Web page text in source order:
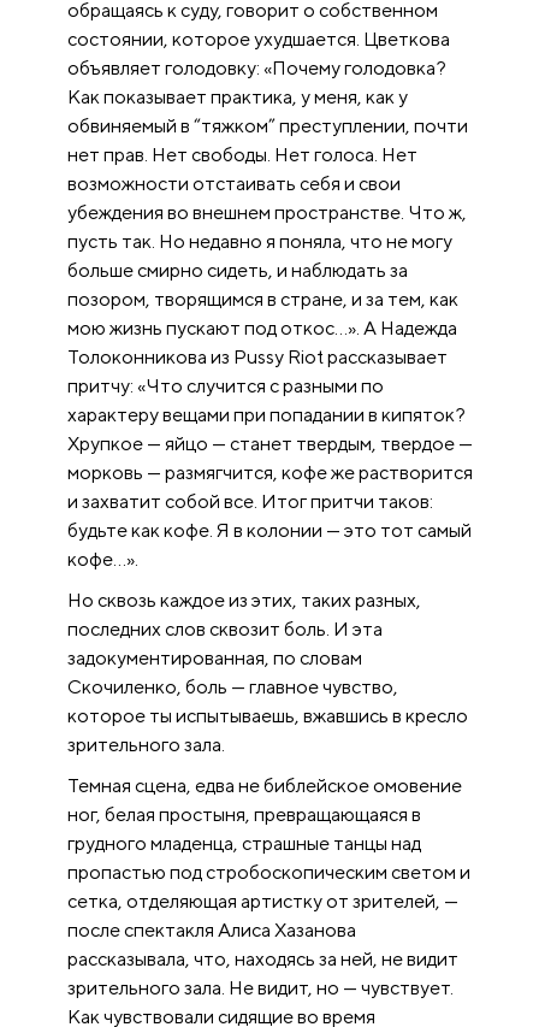
обращаясь к суду, говорит о собственном
состоянии, которое ухудшается. Цветкова
объявляет голодовку: «Почему голодовка?
Как показывает практика, у меня, как у
обвиняемый в “тяжком” преступлении, почти
нет прав. Нет свободы. Нет голоса. Нет
возможности отстаивать себя и свои
убеждения во внешнем пространстве. Что ж,
пусть так. Но недавно я поняла, что не могу
больше смирно сидеть, и наблюдать за
позором, творящимся в стране, и за тем, как
мою жизнь пускают под откос…». А Надежда
Толоконникова из Pussy Riot рассказывает
притчу: «Что случится с разными по
характеру вещами при попадании в кипяток?
Хрупкое — яйцо — станет твердым, твердое —
морковь — размягчится, кофе же растворится
и захватит собой все. Итог притчи таков:
будьте как кофе. Я в колонии — это тот самый
кофе…».
Но сквозь каждое из этих, таких разных,
последних слов сквозит боль. И эта
задокументированная, по словам
Скочиленко, боль — главное чувство,
которое ты испытываешь, вжавшись в кресло
зрительного зала.
Темная сцена, едва не библейское омовение
ног, белая простыня, превращающаяся в
грудного младенца, страшные танцы над
пропастью под стробоскопическим светом и
сетка, отделяющая артистку от зрителей, —
после спектакля Алиса Хазанова
рассказывала, что, находясь за ней, не видит
зрительного зала. Не видит, но — чувствует.
Как чувствовали сидящие во время